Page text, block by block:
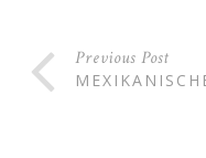
Previous Post